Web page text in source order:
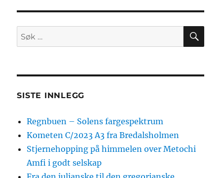
Søk
etter:
SISTE INNLEGG
Regnbuen – Solens fargespektrum
Kometen C/2023 A3 fra Bredalsholmen
Stjernehopping på himmelen over Metochi
Amfi i godt selskap